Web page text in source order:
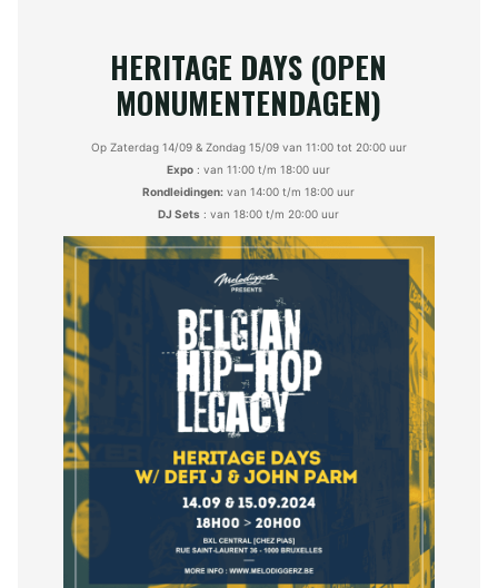
HERITAGE DAYS (OPEN
MONUMENTENDAGEN)
Op Zaterdag 14/09 & Zondag 15/09 van 11:00 tot 20:00 uur
Expo : van 11:00 t/m 18:00 uur
Rondleidingen: van 14:00 t/m 18:00 uur
DJ Sets : van 18:00 t/m 20:00 uur